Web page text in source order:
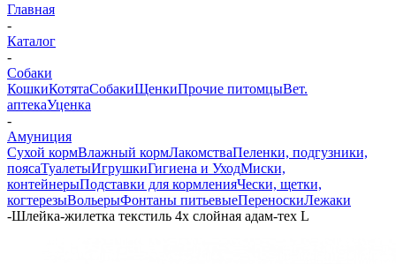
Главная
-
Каталог
-
Собаки
КошкиКотятаСобакиЩенкиПрочие питомцыВет.
аптекаУценка
-
Амуниция
Сухой кормВлажный кормЛакомстваПеленки, подгузники,
поясаТуалетыИгрушкиГигиена и УходМиски,
контейнерыПодставки для кормленияЧески, щетки,
когтерезыВольерыФонтаны питьевыеПереноскиЛежаки
-Шлейка-жилетка текстиль 4х слойная адам-тех L